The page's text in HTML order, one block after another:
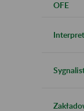
OFE